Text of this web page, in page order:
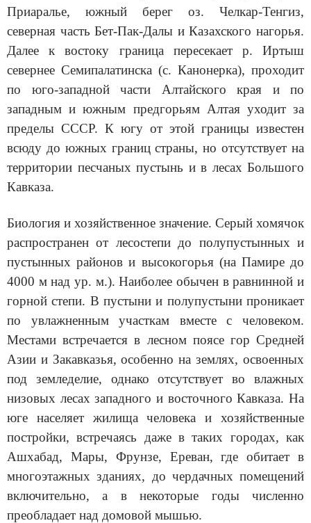
Приаралье, южный берег оз. Челкар-Тенгиз,
северная часть Бет-Пак-Далы и Казахского нагорья.
Далее к востоку граница пересекает р. Иртыш
севернее Семипалатинска (с. Канонерка), проходит
по юго-западной части Алтайского края и по
западным и южным предгорьям Алтая уходит за
пределы СССР. К югу от этой границы известен
всюду до южных границ страны, но отсутствует на
территории песчаных пустынь и в лесах Большого
Кавказа.
Биология и хозяйственное значение. Серый хомячок
распространен от лесостепи до полупустынных и
пустынных районов и высокогорья (на Памире до
4000 м над ур. м.). Наиболее обычен в равнинной и
горной степи. В пустыни и полупустыни проникает
по увлажненным участкам вместе с человеком.
Местами встречается в лесном поясе гор Средней
Азии и Закавказья, особенно на землях, освоенных
под земледелие, однако отсутствует во влажных
низовых лесах западного и восточного Кавказа. На
юге населяет жилища человека и хозяйственные
постройки, встречаясь даже в таких городах, как
Ашхабад, Мары, Фрунзе, Ереван, где обитает в
многоэтажных зданиях, до чердачных помещений
включительно, а в некоторые годы численно
преобладает над домовой мышью.